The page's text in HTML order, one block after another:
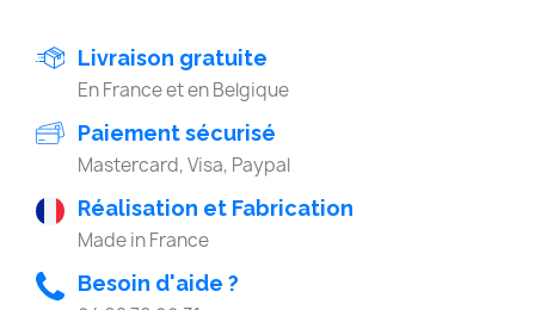
Livraison gratuite
En France et en Belgique
Paiement sécurisé
Mastercard, Visa, Paypal
Réalisation et Fabrication
Made in France
Besoin d'aide ?